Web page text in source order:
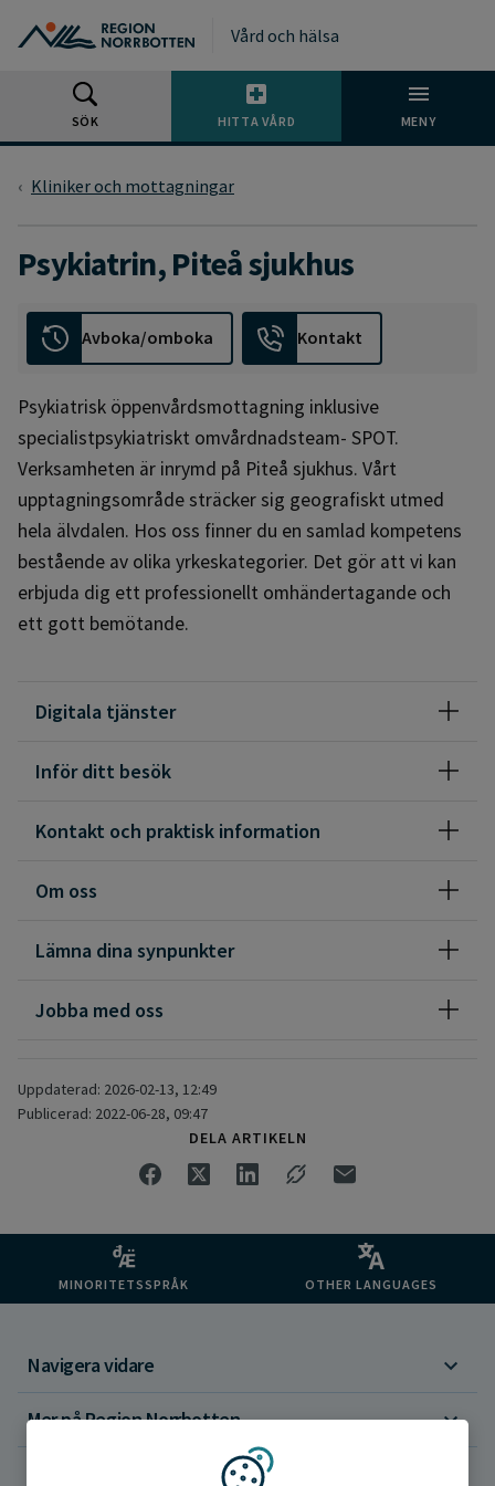
Vård och hälsa
SÖK HITTA VÅRD MENY
Kliniker och mottagningar
Psykiatrin, Piteå sjukhus
Avboka/omboka Kontakt
Psykiatrisk öppenvårdsmottagning inklusive
specialistpsykiatriskt omvårdnadsteam- SPOT.
Verksamheten är inrymd på Piteå sjukhus. Vårt
upptagningsområde sträcker sig geografiskt utmed
hela älvdalen. Hos oss finner du en samlad kompetens
bestående av olika yrkeskategorier. Det gör att vi kan
erbjuda dig ett professionellt omhändertagande och
ett gott bemötande.
Digitala tjänster
Inför ditt besök
Kontakt och praktisk information
Om oss
Lämna dina synpunkter
Jobba med oss
Uppdaterad: 2026-02-13, 12:49
Publicerad: 2022-06-28, 09:47
DELA ARTIKELN
MINORITETSSPRÅK OTHER LANGUAGES
Navigera vidare
Mer på Region Norrbotten